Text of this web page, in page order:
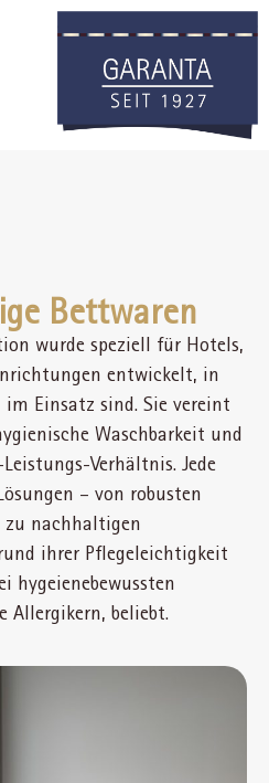
Bettwaren
wurde speziell für Hotels,
entwickelt, in
Einsatz sind. Sie vereint
Waschbarkeit und
Verhältnis. Jede
– von robusten
zu nachhaltigen
ihrer Pflegeleichtigkeit
hygeienebewussten
Allergikern, beliebt.